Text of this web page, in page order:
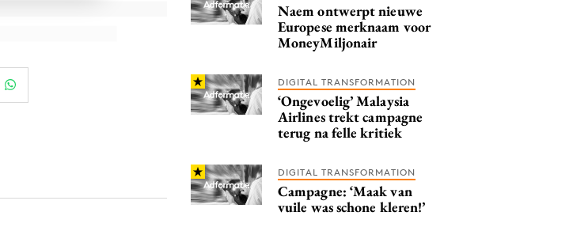
Naem ontwerpt nieuwe
Europese merknaam voor
MoneyMiljonair
DIGITAL TRANSFORMATION
‘Ongevoelig’ Malaysia
Airlines trekt campagne
terug na felle kritiek
DIGITAL TRANSFORMATION
Campagne: ‘Maak van
vuile was schone kleren!’